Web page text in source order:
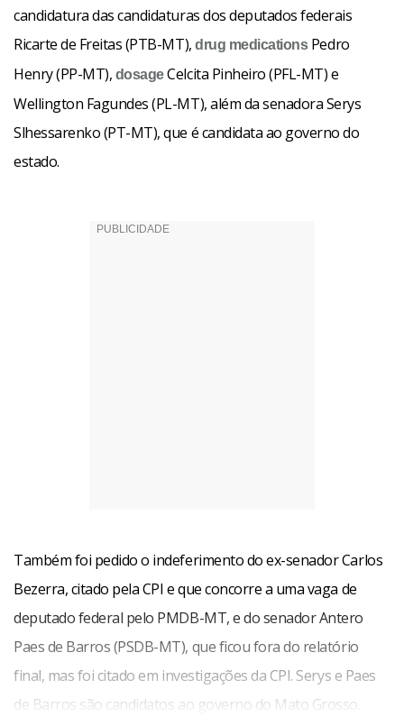
candidatura das candidaturas dos deputados federais
Ricarte de Freitas (PTB-MT),drug medicationsPedro
Henry (PP-MT), dosageCelcita Pinheiro (PFL-MT) e
Wellington Fagundes (PL-MT), além da senadora Serys
Slhessarenko (PT-MT), que é candidata ao governo do
estado.
Também foi pedido o indeferimento do ex-senador Carlos
Bezerra, citado pela CPI e que concorre a uma vaga de
deputado federal pelo PMDB-MT, e do senador Antero
Paes de Barros (PSDB-MT), que ficou fora do relatório
final, mas foi citado em investigações da CPI. Serys e Paes
de Barros são candidatos ao governo do Mato Grosso.